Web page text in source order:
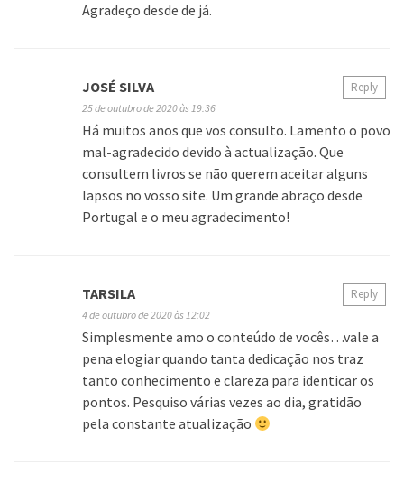
Agradeço desde de já.
JOSÉ SILVA
25 de outubro de 2020 às 19:36
Há muitos anos que vos consulto. Lamento o povo
mal-agradecido devido à actualização. Que
consultem livros se não querem aceitar alguns
lapsos no vosso site. Um grande abraço desde
Portugal e o meu agradecimento!
Reply
TARSILA
4 de outubro de 2020 às 12:02
Simplesmente amo o conteúdo de vocês…vale a
pena elogiar quando tanta dedicação nos traz
tanto conhecimento e clareza para identicar os
pontos. Pesquiso várias vezes ao dia, gratidão
pela constante atualização
Reply